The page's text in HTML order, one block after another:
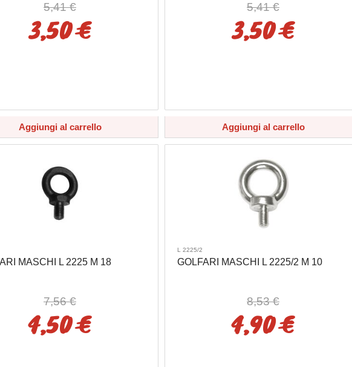
5,41 €
3,50 €
Aggiungi al carrello
5,41 €
3,50 €
Aggiungi al carrello
MASCHI L 2225 M 18
7,56 €
4,50 €
L 2225/2
GOLFARI MASCHI L 2225/2 M 10
8,53 €
4,90 €